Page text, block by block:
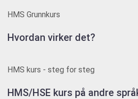
HMS Grunnkurs
Hvordan virker det?
HMS kurs - steg for steg
HMS/HSE kurs på andre